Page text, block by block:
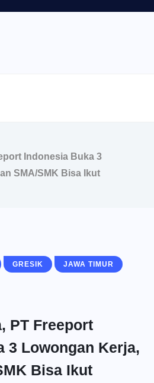
Indonesia Buka 3
SMA/SMK Bisa Ikut
GRESIK JAWA TIMUR
PT Freeport
3 Lowongan Kerja,
Bisa Ikut